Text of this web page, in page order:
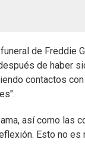
de Freddie
de haber
contactos
así como las
Esto no es